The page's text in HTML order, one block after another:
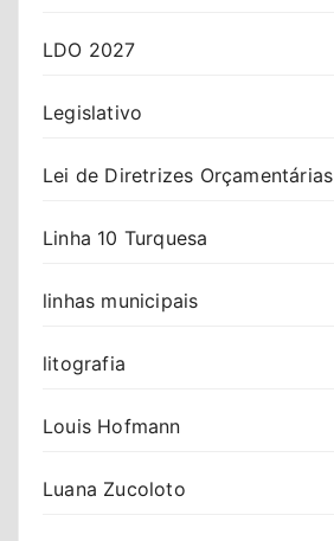
LDO 2027
Legislativo
Lei de Diretrizes Orçamentárias
Linha 10 Turquesa
linhas municipais
litografia
Louis Hofmann
Luana Zucoloto